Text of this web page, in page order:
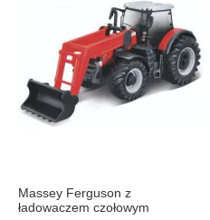
Massey Ferguson z
ładowaczem czołowym